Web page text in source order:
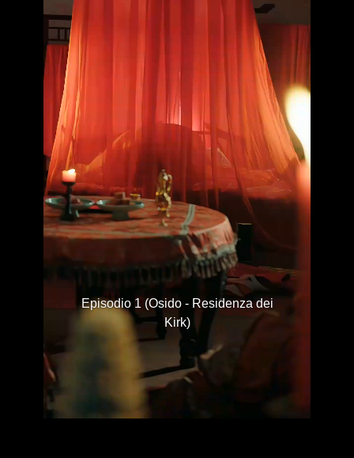
Episodio 1 (Osido - Residenza dei
Kirk)